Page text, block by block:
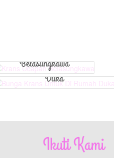
Belasungkawa
Bunga Krans Untuk Di Rumah
Duka
Ikuti Kami